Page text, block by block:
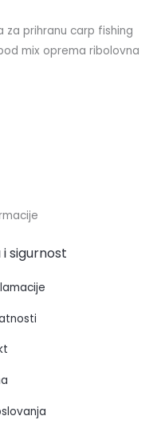
prihranu carp fishing
mix oprema ribolovna
sigurnost